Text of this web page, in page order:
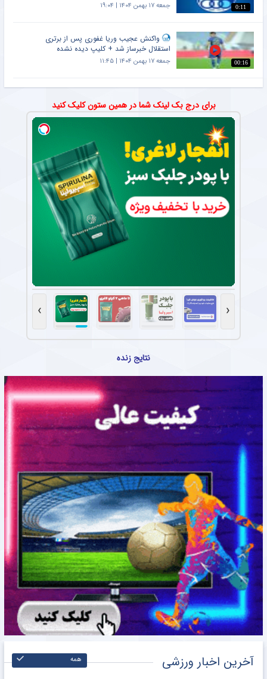
0:11 جمعه ۱۷ بهمن ۱۴۰۴ | ۱۹:۰۴
00:16
واکنش عجیب وریا غفوری پس از برتری
استقلال خبرساز شد + کلیپ دیده نشده
جمعه ۱۷ بهمن ۱۴۰۴ | ۱۱:۴۵
برای درج بک لینک شما در همین ستون کلیک کنید
‹
›
نتایج زنده
آخرین اخبار ورزشی همه